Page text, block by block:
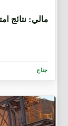
مالي: نتائج
جناح